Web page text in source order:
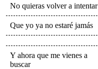
No quieras volver a intentar
Que yo ya no estaré jamás
Y ahora que me vienes a
buscar